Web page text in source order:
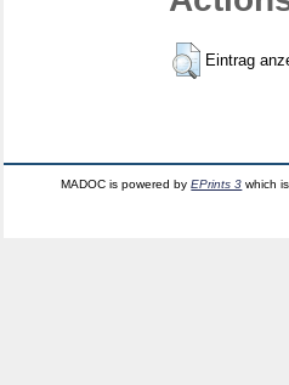
Eintrag
MADOC is powered byEPrints 3 which